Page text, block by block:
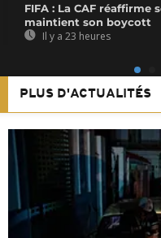
FIFA : La CAF réaffirme
maintient son boycott
Il y a 23 heures
PLUS D'ACTUALITÉS